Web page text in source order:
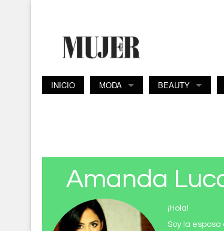
INICIO MODA BEAUTY
Amanda
¡Hola!
Soy la